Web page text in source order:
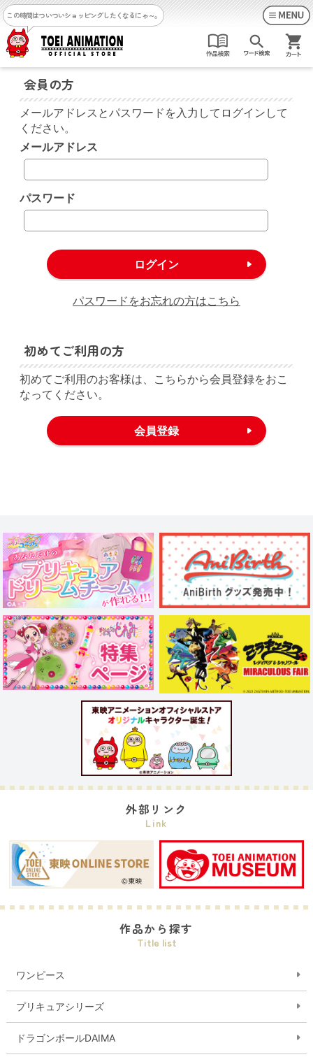
この時間はついついショッピングしたくなるにゃ～。
会員の方
メールアドレスとパスワードを入力してログインして
ください。
メールアドレス
パスワード
パスワードをお忘れの方はこちら
初めてご利用の方
初めてご利用のお客様は、こちらから会員登録をおこ
なってください。
外部リンク
Link
作品から探す
Title list
ワンピース
プリキュアシリーズ
ドラゴンボールDAIMA